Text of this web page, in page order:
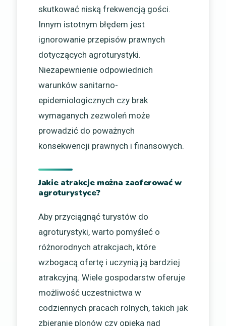
skutkować niską frekwencją gości.
Innym istotnym błędem jest
ignorowanie przepisów prawnych
dotyczących agroturystyki.
Niezapewnienie odpowiednich
warunków sanitarno-
epidemiologicznych czy brak
wymaganych zezwoleń może
prowadzić do poważnych
konsekwencji prawnych i finansowych.
Jakie atrakcje można zaoferować w
agroturystyce?
Aby przyciągnąć turystów do
agroturystyki, warto pomyśleć o
różnorodnych atrakcjach, które
wzbogacą ofertę i uczynią ją bardziej
atrakcyjną. Wiele gospodarstw oferuje
możliwość uczestnictwa w
codziennych pracach rolnych, takich jak
zbieranie plonów czy opieka nad